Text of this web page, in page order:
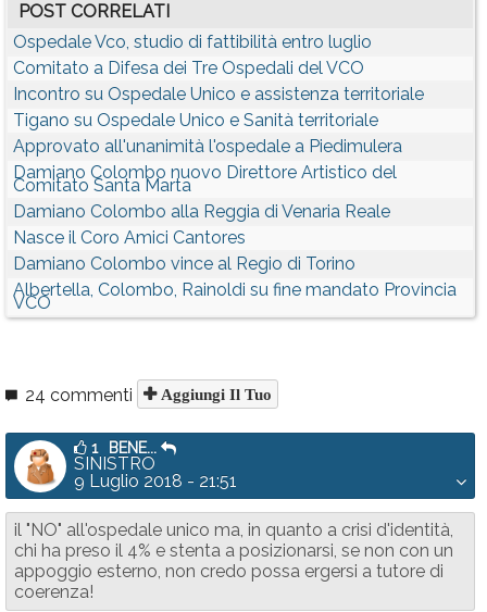
POST CORRELATI
Ospedale Vco, studio di fattibilità entro luglio
Comitato a Difesa dei Tre Ospedali del VCO
Incontro su Ospedale Unico e assistenza territoriale
Tigano su Ospedale Unico e Sanità territoriale
Approvato all'unanimità l'ospedale a Piedimulera
Damiano Colombo nuovo Direttore Artistico del
Comitato Santa Marta
Damiano Colombo alla Reggia di Venaria Reale
Nasce il Coro Amici Cantores
Damiano Colombo vince al Regio di Torino
Albertella, Colombo, Rainoldi su fine mandato Provincia
VCO
24 commenti Aggiungi Il Tuo
1 BENE...
SINISTRO
9 Luglio 2018 - 21:51
il "NO" all'ospedale unico ma, in quanto a crisi d'identità,
chi ha preso il 4% e stenta a posizionarsi, se non con un
appoggio esterno, non credo possa ergersi a tutore di
coerenza!